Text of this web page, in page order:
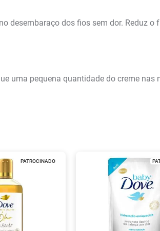
desembaraço dos fios sem dor. Reduz
uma pequena quantidade do creme
PATROCINADO